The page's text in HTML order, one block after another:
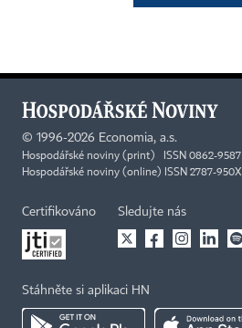
© 1996-2026 Economia, a.s.
Hospodářské noviny (print) ISSN 0862-9587
Hospodářské noviny (online) ISSN 2787-950X
Certifikováno Sledujte nás
Stáhněte si aplikaci HN